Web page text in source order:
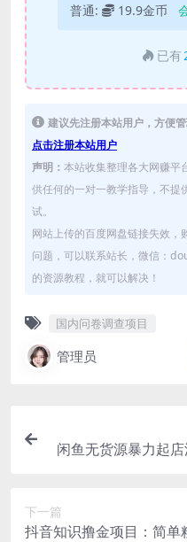
普通: 19.9金币
已有
建议先注册本站用户，方便管
点击注册本站用户
声明： 本站收集整理各大网赚平
供任何的一对一教学指导，不提
试。
网站上传的百度网盘链接失效，
问题，可以联系站长，微信：
的资源教程，就可以解决！
国内问卷调查项目
管理员
闲鱼无货源暴力起
下一篇
抖音知识撸金项目：简